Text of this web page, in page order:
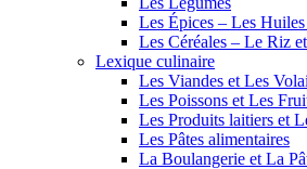
Les Épices – Les
Les Céréales – Le Riz
Lexique culinaire
Les Viandes et Les
Les Poissons et Les
Les Produits laitiers et
Les Pâtes alimentaires
La Boulangerie et La